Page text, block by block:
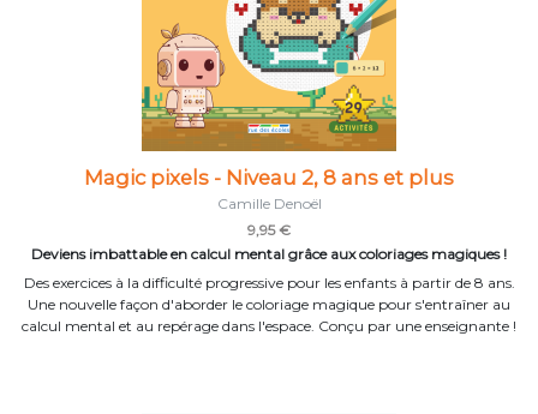
Magic pixels - Niveau 2, 8 ans et plus
Camille Denoël
9,95 €
Deviens imbattable en calcul mental grâce aux coloriages magiques !
Des exercices à la difficulté progressive pour les enfants à partir de 8 ans.
Une nouvelle façon d'aborder le coloriage magique pour s'entraîner au
calcul mental et au repérage dans l'espace. Conçu par une enseignante !